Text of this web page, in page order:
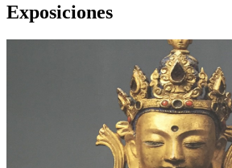
Exposiciones